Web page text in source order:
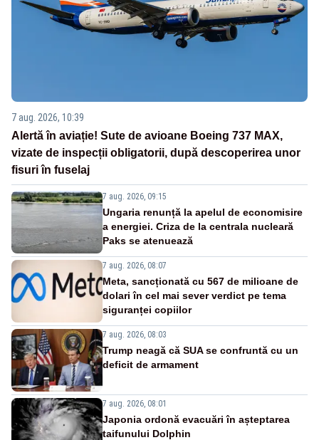
7 aug. 2026, 10:39
Alertă în aviație! Sute de avioane Boeing 737 MAX,
vizate de inspecții obligatorii, după descoperirea unor
fisuri în fuselaj
7 aug. 2026, 09:15
Ungaria renunță la apelul de economisire
a energiei. Criza de la centrala nucleară
Paks se atenuează
7 aug. 2026, 08:07
Meta, sancționată cu 567 de milioane de
dolari în cel mai sever verdict pe tema
siguranței copiilor
7 aug. 2026, 08:03
Trump neagă că SUA se confruntă cu un
deficit de armament
7 aug. 2026, 08:01
Japonia ordonă evacuări în așteptarea
taifunului Dolphin